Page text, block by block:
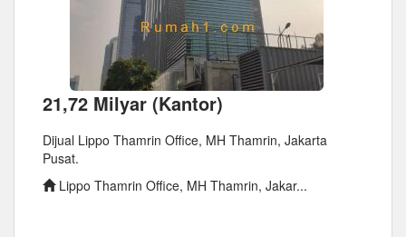
21,72 Milyar (Kantor)
Dijual Lippo Thamrin Office, MH Thamrin, Jakarta
Pusat.
Lippo Thamrin Office, MH Thamrin, Jakar...